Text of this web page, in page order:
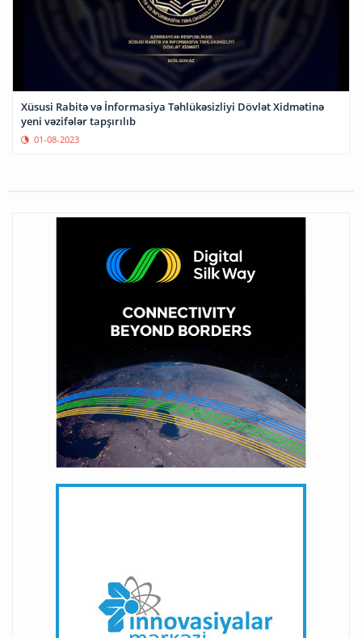
Xüsusi Rabitə və İnformasiya Təhlükəsizliyi Dövlət Xidmətinə
yeni vəzifələr tapşırılıb
01-08-2023